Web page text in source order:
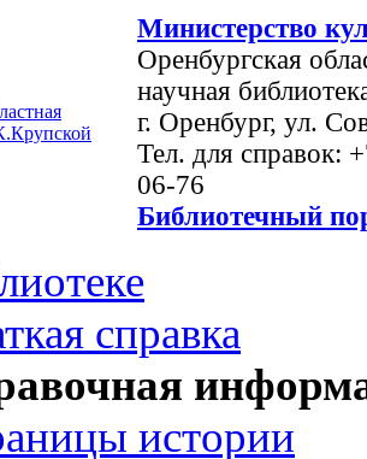
Министерство
Оренбургская
научная
г. Оренбург, ул.
Тел. для справок:
06-76
Библиотечный
справка
истории